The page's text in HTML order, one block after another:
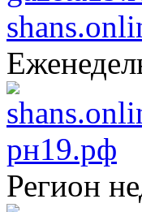
рн19.рф
Регион